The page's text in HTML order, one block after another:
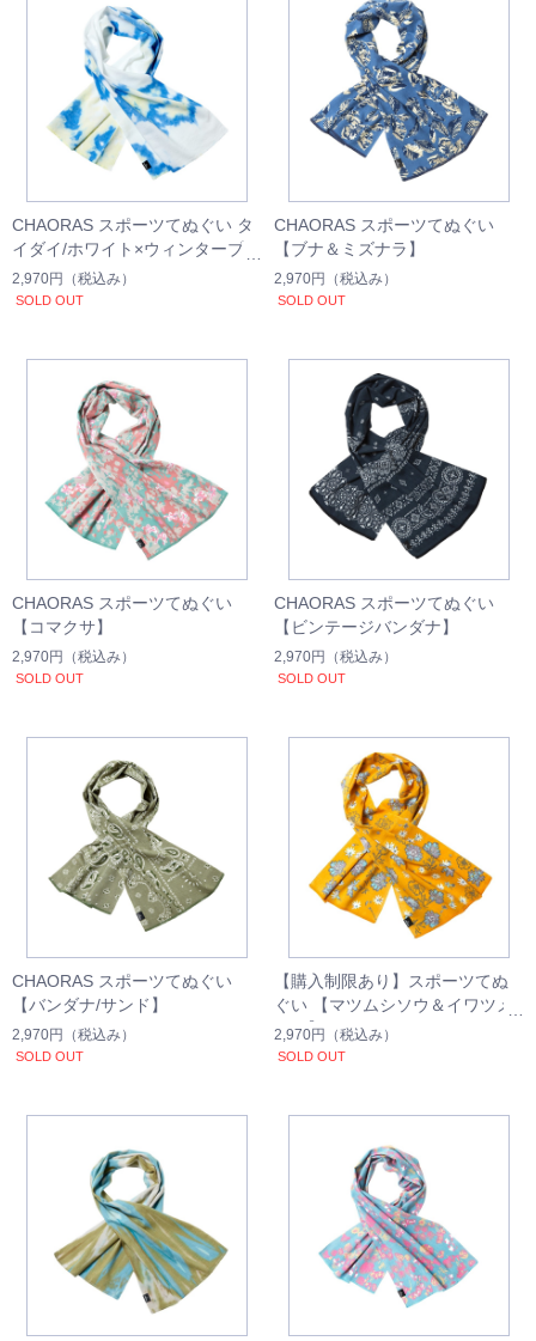
CHAORAS スポーツてぬぐい タ
イダイ/ホワイト×ウィンターブル
ー
2,970円 （税込み）
SOLD OUT
CHAORAS スポーツてぬぐい
【ブナ＆ミズナラ】
2,970円 （税込み）
SOLD OUT
CHAORAS スポーツてぬぐい
【コマクサ】
2,970円 （税込み）
SOLD OUT
CHAORAS スポーツてぬぐい
【ビンテージバンダナ】
2,970円 （税込み）
SOLD OUT
CHAORAS スポーツてぬぐい
【バンダナ/サンド】
2,970円 （税込み）
SOLD OUT
【購入制限あり】スポーツてぬ
ぐい 【マツムシソウ＆イワツメ
クサ】
2,970円 （税込み）
SOLD OUT